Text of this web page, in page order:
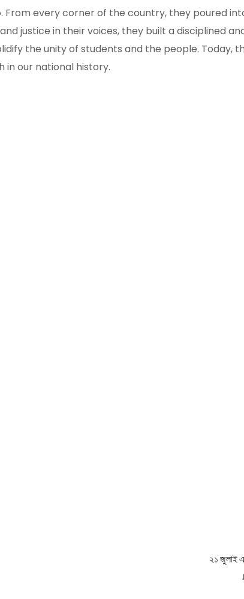
every corner of the country, they poured
justice in their voices, they built a disciplined
the unity of students and the people. Today,
in our national history.
২১ জুলাই